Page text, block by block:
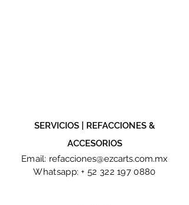
SERVICIOS | REFACCIONES &
ACCESORIOS
Email: refacciones@ezcarts.com.mx
Whatsapp: + 52 322 197 0880